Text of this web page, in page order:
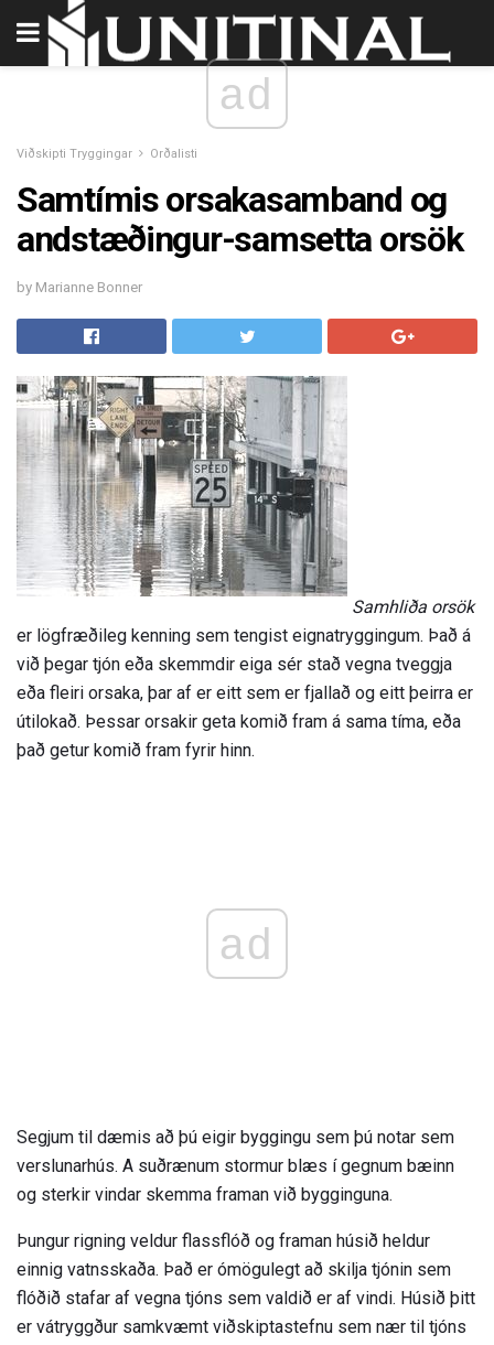
ad
Viðskipti Tryggingar Orðalisti
Samtímis orsakasamband og
andstæðingur-samsetta orsök
by Marianne Bonner
Samhliða orsök
er lögfræðileg kenning sem tengist eignatryggingum. Það á
við þegar tjón eða skemmdir eiga sér stað vegna tveggja
eða fleiri orsaka, þar af er eitt sem er fjallað og eitt þeirra er
útilokað. Þessar orsakir geta komið fram á sama tíma, eða
það getur komið fram fyrir hinn.
ad
Segjum til dæmis að þú eigir byggingu sem þú notar sem
verslunarhús. A suðrænum stormur blæs í gegnum bæinn
og sterkir vindar skemma framan við bygginguna.
Þungur rigning veldur flassflóð og framan húsið heldur
einnig vatnsskaða. Það er ómögulegt að skilja tjónin sem
flóðið stafar af vegna tjóns sem valdið er af vindi. Húsið þitt
er vátryggður samkvæmt viðskiptastefnu sem nær til tjóns